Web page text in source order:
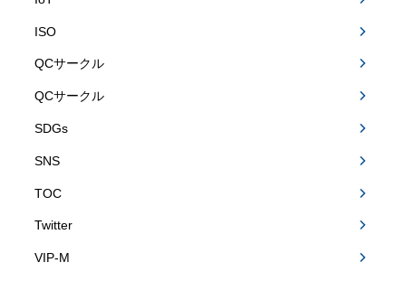
ISO
QCサークル
QCサークル
SDGs
SNS
TOC
Twitter
VIP-M